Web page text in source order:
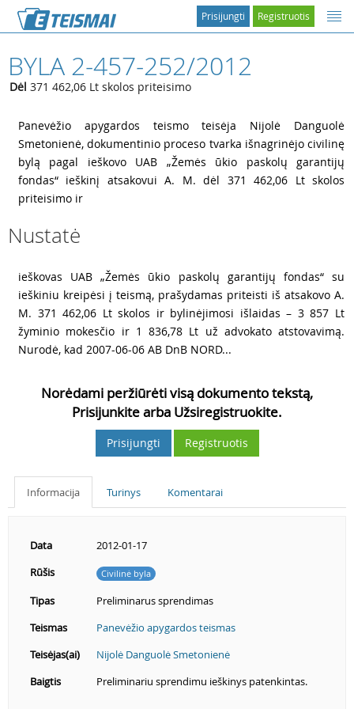
Registruotis
Prisijungti
BYLA 2-457-252/2012
Dėl 371 462,06 Lt skolos priteisimo
Panevėžio apygardos teismo teisėja Nijolė Danguolė
Smetonienė, dokumentinio proceso tvarka išnagrinėjo civilinę
bylą pagal ieškovo UAB „Žemės ūkio paskolų garantijų
fondas“ ieškinį atsakovui A. M. dėl 371 462,06 Lt skolos
priteisimo ir
Nustatė
ieškovas UAB „Žemės ūkio paskolų garantijų fondas“ su
ieškiniu kreipėsi į teismą, prašydamas priteisti iš atsakovo A.
M. 371 462,06 Lt skolos ir bylinėjimosi išlaidas – 3 857 Lt
žyminio mokesčio ir 1 836,78 Lt už advokato atstovavimą.
Nurodė, kad 2007-06-06 AB DnB NORD...
Norėdami peržiūrėti visą dokumento tekstą,
Prisijunkite arba Užsiregistruokite.
Prisijungti Registruotis
Informacija Turinys Komentarai
Data
2012-01-17
Rūšis
Civilinė byla
Tipas
Preliminarus sprendimas
Teismas
Panevėžio apygardos teismas
Teisėjas(ai)
Nijolė Danguolė Smetonienė
Baigtis
Preliminariu sprendimu ieškinys patenkintas.